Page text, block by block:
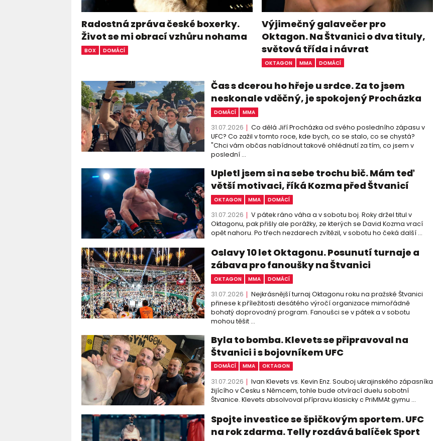
Radostná zpráva české boxerky.
Život se mi obrací vzhůru nohama
BOX DOMÁCÍ
Výjimečný galavečer pro
Oktagon. Na Štvanici o dva tituly,
světová třída i návrat
OKTAGON MMA DOMÁCÍ
Čas s dcerou ho hřeje u srdce. Za to jsem
neskonale vděčný, je spokojený Procházka
DOMÁCÍ MMA
31.07.2026
Co dělá Jiří Procházka od svého posledního zápasu v
UFC? Co zažil v tomto roce, kde bych, co se stalo, co se chystá?
"Chci vám občas nabídnout takové ohlédnutí za tím, co jsem v
poslední ...
Upletl jsem si na sebe trochu bič. Mám teď
větší motivaci, říká Kozma před Štvanicí
OKTAGON MMA DOMÁCÍ
31.07.2026
V pátek ráno váha a v sobotu boj. Roky držel titul v
Oktagonu, pak přišly ale porážky, ze kterých se David Kozma vrací
opět nahoru. Po třech nezdarech zvítězil, v sobotu ho čeká další ...
Oslavy 10 let Oktagonu. Posunutí turnaje a
zábava pro fanoušky na Štvanici
OKTAGON MMA DOMÁCÍ
31.07.2026
Nejkrásnější turnaj Oktagonu roku na pražské Štvanici
přinese k příležitosti desátého výročí organizace mimořádně
bohatý doprovodný program. Fanoušci se v pátek a v sobotu
mohou těšit ...
Byla to bomba. Klevets se připravoval na
Štvanici i s bojovníkem UFC
DOMÁCÍ MMA OKTAGON
31.07.2026
Ivan Klevets vs. Kevin Enz. Souboj ukrajinského zápasníka
žijícího v Česku s Němcem, tohle bude otvírací duelu sobotní
Štvanice. Klevets absolvoval přípravu klasicky c PriMMAt gymu ...
Spojte investice se špičkovým sportem. UFC
na rok zdarma. Telly rozdává balíček Sport